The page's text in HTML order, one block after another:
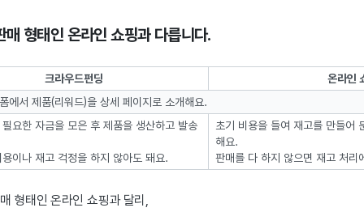
형태인 온라인 쇼핑과 다릅니다.
크라우드펀딩
온라인
에서 제품(리워드)을 상세 페이지로 소개해요.
요한 자금을 모은 후 제품을 생산하고 발송
이나 재고 걱정을 하지 않아도 돼요.
초기 비용을 들여 재고를 만들어
해요.
판매를 다 하지 않으면 재고 처
형태인 온라인 쇼핑과 달리,